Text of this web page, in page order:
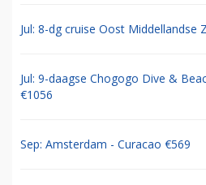
Jul: 8-dg cruise Oost Middellandse
Jul: 9-daagse Chogogo Dive &
€1056
Sep: Amsterdam - Curacao €569